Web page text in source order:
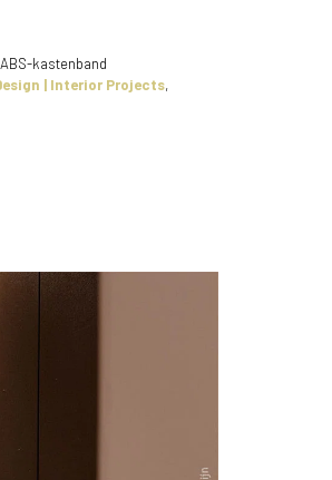
kastenband
| Interior Projects,